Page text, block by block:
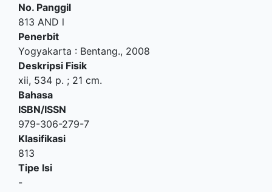
No. Panggil
813 AND l
Penerbit
Yogyakarta : Bentang., 2008
Deskripsi Fisik
xii, 534 p. ; 21 cm.
Bahasa
ISBN/ISSN
979-306-279-7
Klasifikasi
813
Tipe Isi
-